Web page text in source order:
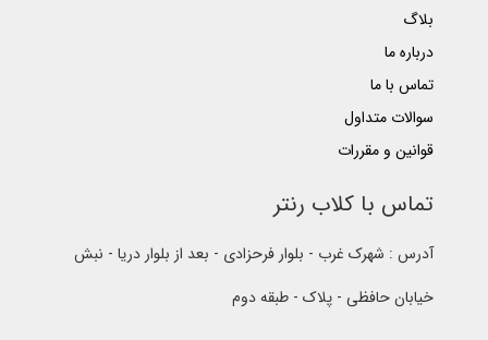
بلاگ
درباره ما
تماس با ما
سوالات متداول
قوانین و مقررات
تماس با کلاب رنتر
آدرس : شهرک غرب - بلوار فرحزادی - بعد از بلوار دریا - نبش
خیابان حافظی - پلاک - طبقه دوم